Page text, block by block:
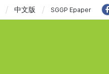
中文版 SGGP Epaper